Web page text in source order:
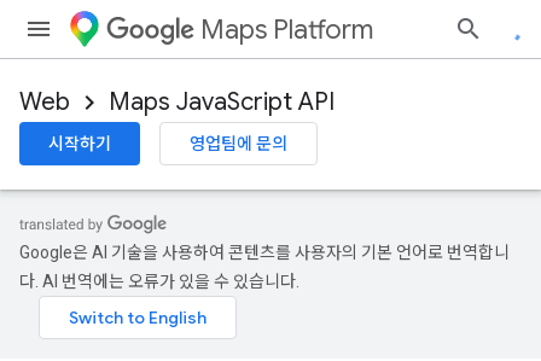
Maps Platform
Web Maps JavaScript API
시작하기 영업팀에 문의
Google은 AI 기술을 사용하여 콘텐츠를 사용자의 기본 언어로 번역합니
다. AI 번역에는 오류가 있을 수 있습니다.